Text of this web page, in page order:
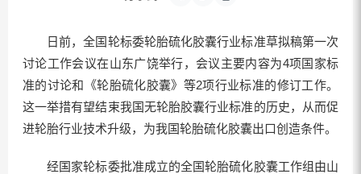
日前，全国轮标委轮胎硫化胶囊行业标准草拟稿第一次
讨论工作会议在山东广饶举行，会议主要内容为4项国家标
准的讨论和《轮胎硫化胶囊》等2项行业标准的修订工作。
这一举措有望结束我国无轮胎胶囊行业标准的历史，从而促
进轮胎行业技术升级，为我国轮胎硫化胶囊出口创造条件。
经国家轮标委批准成立的全国轮胎硫化胶囊工作组由山